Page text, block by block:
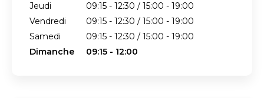
Jeudi
09:15 - 12:30 / 15:00 - 19:00
Vendredi
09:15 - 12:30 / 15:00 - 19:00
Samedi
09:15 - 12:30 / 15:00 - 19:00
Dimanche
09:15 - 12:00